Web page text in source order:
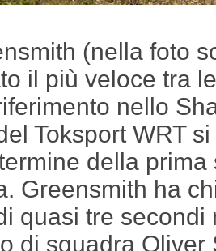
(nella foto
il più veloce tra
nello
Toksport WRT
della
Greensmith ha
quasi tre secondi
di squadra Oliver